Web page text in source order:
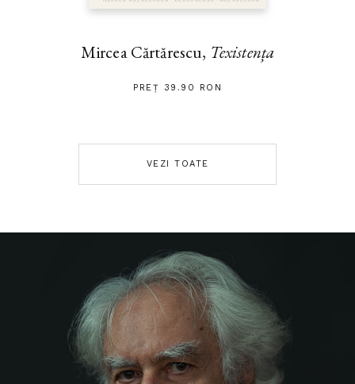
Mircea Cărtărescu, Texistența
PREȚ 39.90 RON
VEZI TOATE